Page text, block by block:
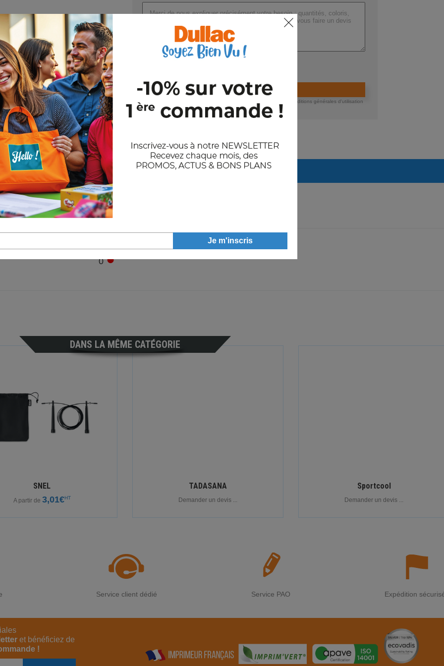
Valider la demande de devis
En nous envoyant votre demande de devis, vous acceptez nos conditions générales d'utilisation
et notre politique de confidentialité des données.
Stocks
0●
DANS LA MÊME CATÉGORIE
SNEL
A partir de 3,01€HT
TADASANA
Demander un devis ...
Sportcool
Demander un devis ...
Service client dédié Service PAO Expédition
et bénéficiez de
!